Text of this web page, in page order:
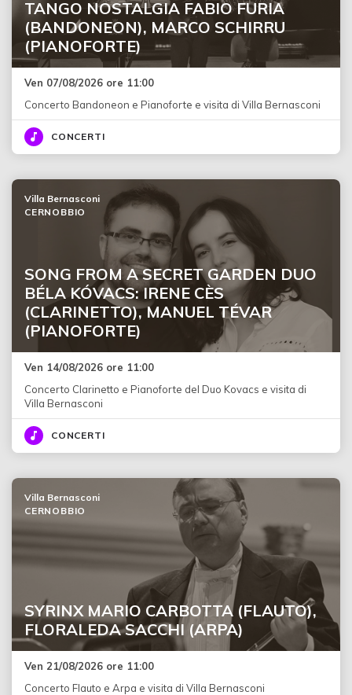
TANGO NOSTALGIA FABIO FURIA
(BANDONEON), MARCO SCHIRRU
(PIANOFORTE)
Ven 07/08/2026 ore 11:00
Concerto Bandoneon e Pianoforte e visita di Villa Bernasconi
CONCERTI
SONG FROM A SECRET GARDEN DUO
BÉLA KÓVACS: IRENE CÈS
(CLARINETTO), MANUEL TÉVAR
(PIANOFORTE)
Villa Bernasconi
CERNOBBIO
Ven 14/08/2026 ore 11:00
Concerto Clarinetto e Pianoforte del Duo Kovacs e visita di
Villa Bernasconi
CONCERTI
SYRINX MARIO CARBOTTA (FLAUTO),
FLORALEDA SACCHI (ARPA)
Villa Bernasconi
CERNOBBIO
Ven 21/08/2026 ore 11:00
Concerto Flauto e Arpa e visita di Villa Bernasconi